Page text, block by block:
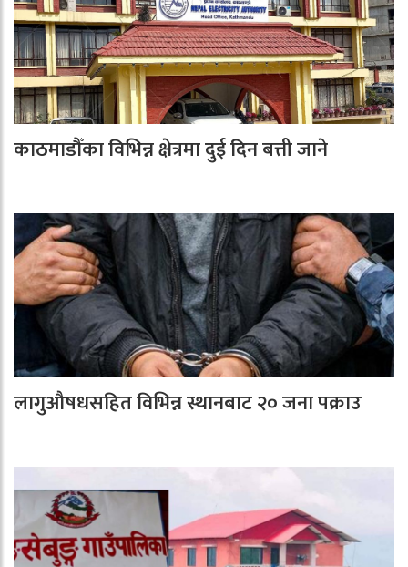
काठमाडौँका विभिन्न क्षेत्रमा दुई दिन बत्ती जाने
लागुऔषधसहित विभिन्न स्थानबाट २० जना पक्राउ